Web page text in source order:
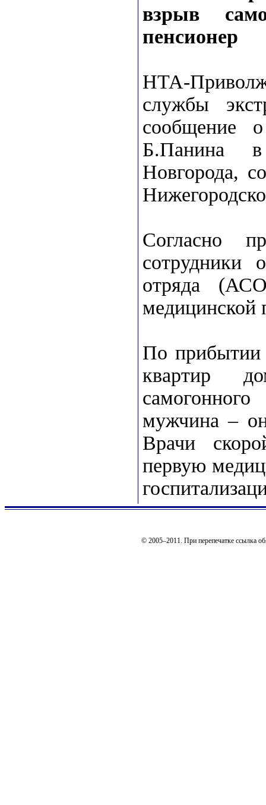
взрыв
пенсионер
НТА-
службы
сообщение
Б.Панина
Новгорода,
Согласно
сотрудники
отряда
По прибытии
квартир
мужчина –
Врачи
первую
© 2005–2011. При перепечатке ссылка